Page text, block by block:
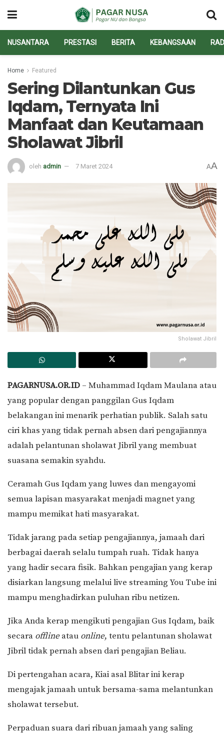
NUSANTARA PRESTASI BERITA KEBANGSAAN
Home Featured
Sering Dilantunkan Gus
Iqdam, Ternyata Ini
Manfaat dan Keutamaan
Sholawat Jibril
oleh admin 7 Maret 2024 AA
Sholawat Jibril
PAGARNUSA.OR.ID – Muhammad Iqdam Maulana atau
yang popular dengan panggilan Gus Iqdam
belakangan ini menarik perhatian publik. Salah satu
ciri khas yang tidak pernah absen dari pengajiannya
adalah pelantunan sholawat Jibril yang membuat
suasana semakin syahdu.
Ceramah Gus Iqdam yang luwes dan mengayomi
semua lapisan masyarakat menjadi magnet yang
mampu memikat hati masyarakat.
Tidak jarang pada setiap pengajiannya, jamaah dari
berbagai daerah selalu tumpah ruah. Tidak hanya
yang hadir secara fisik. Bahkan pengajian yang kerap
disiarkan langsung melalui live streaming You Tube ini
mampu menghadirkan puluhan ribu netizen.
Jika Anda kerap mengikuti pengajian Gus Iqdam, baik
secara offlineatau online, tentu pelantunan sholawat
Jibril tidak pernah absen dari pengajian Beliau.
Di pertengahan acara, Kiai asal Blitar ini kerap
mengajak jamaah untuk bersama-sama melantunkan
sholawat tersebut.
Perpaduan suara dari ribuan jamaah yang saling